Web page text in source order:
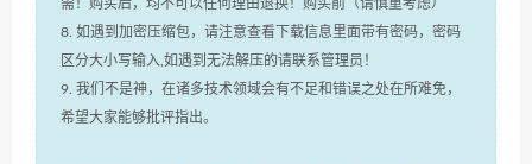
需！购买后，均不可以任何理由退换！购买前（请慎重考虑）
8. 如遇到加密压缩包，请注意查看下载信息里面带有密码，密码
区分大小写输入,如遇到无法解压的请联系管理员！
9. 我们不是神，在诸多技术领域会有不足和错误之处在所难免，
希望大家能够批评指出。